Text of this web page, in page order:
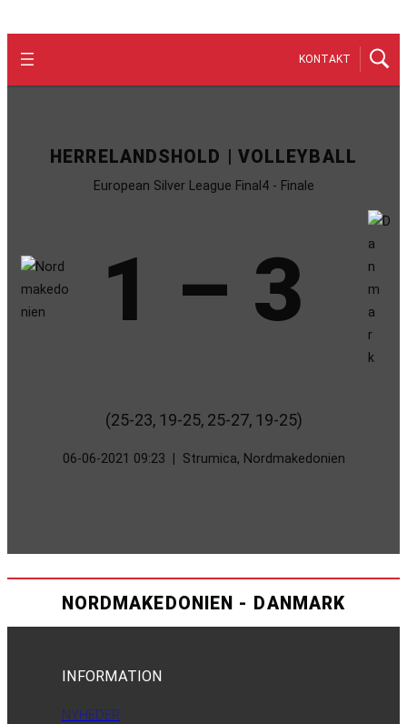
KONTAKT
HERRELANDSHOLD | VOLLEYBALL
European Silver League Final4 - Finale
1 – 3
(25-23, 19-25, 25-27, 19-25)
06-06-2021 09:23 Strumica, Nordmakedonien
NORDMAKEDONIEN - DANMARK
INFORMATION
NYHEDER